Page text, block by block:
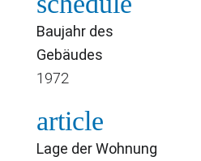
Baujahr des
Gebäudes
1972
article
Lage der Wohnung